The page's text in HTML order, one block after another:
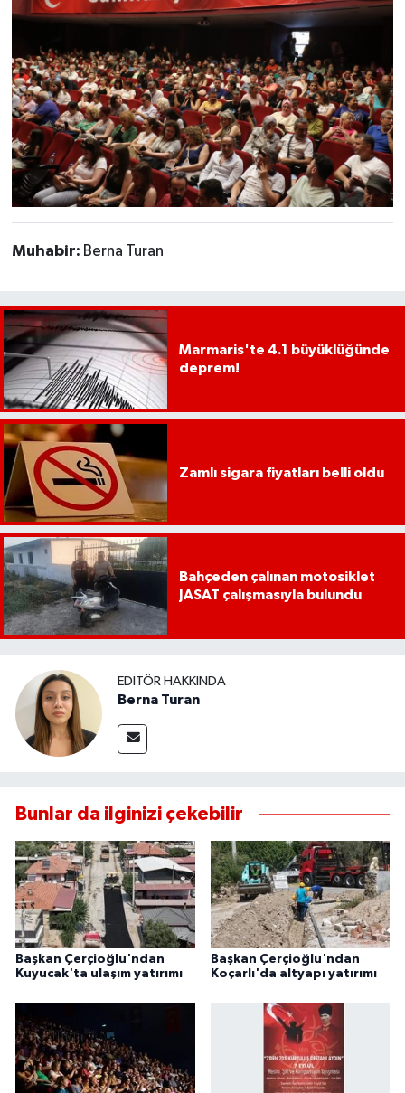
Muhabir: Berna Turan
Marmaris'te 4.1 büyüklüğünde
deprem!
Zamlı sigara fiyatları belli oldu
Bahçeden çalınan motosiklet
JASAT çalışmasıyla bulundu
EDITÖR HAKKINDA
Berna Turan
Bunlar da ilginizi çekebilir
Başkan Çerçioğlu'ndan
Kuyucak'ta ulaşım yatırımı
Başkan Çerçioğlu'ndan
Koçarlı'da altyapı yatırımı
TEKNOLOJİ
YAŞAM
YEREL
AFYON
AYDIN
DENİZLİ
İZMİR
KÜTAHYA
MANİSA
MUĞLA
UŞAK
YURT